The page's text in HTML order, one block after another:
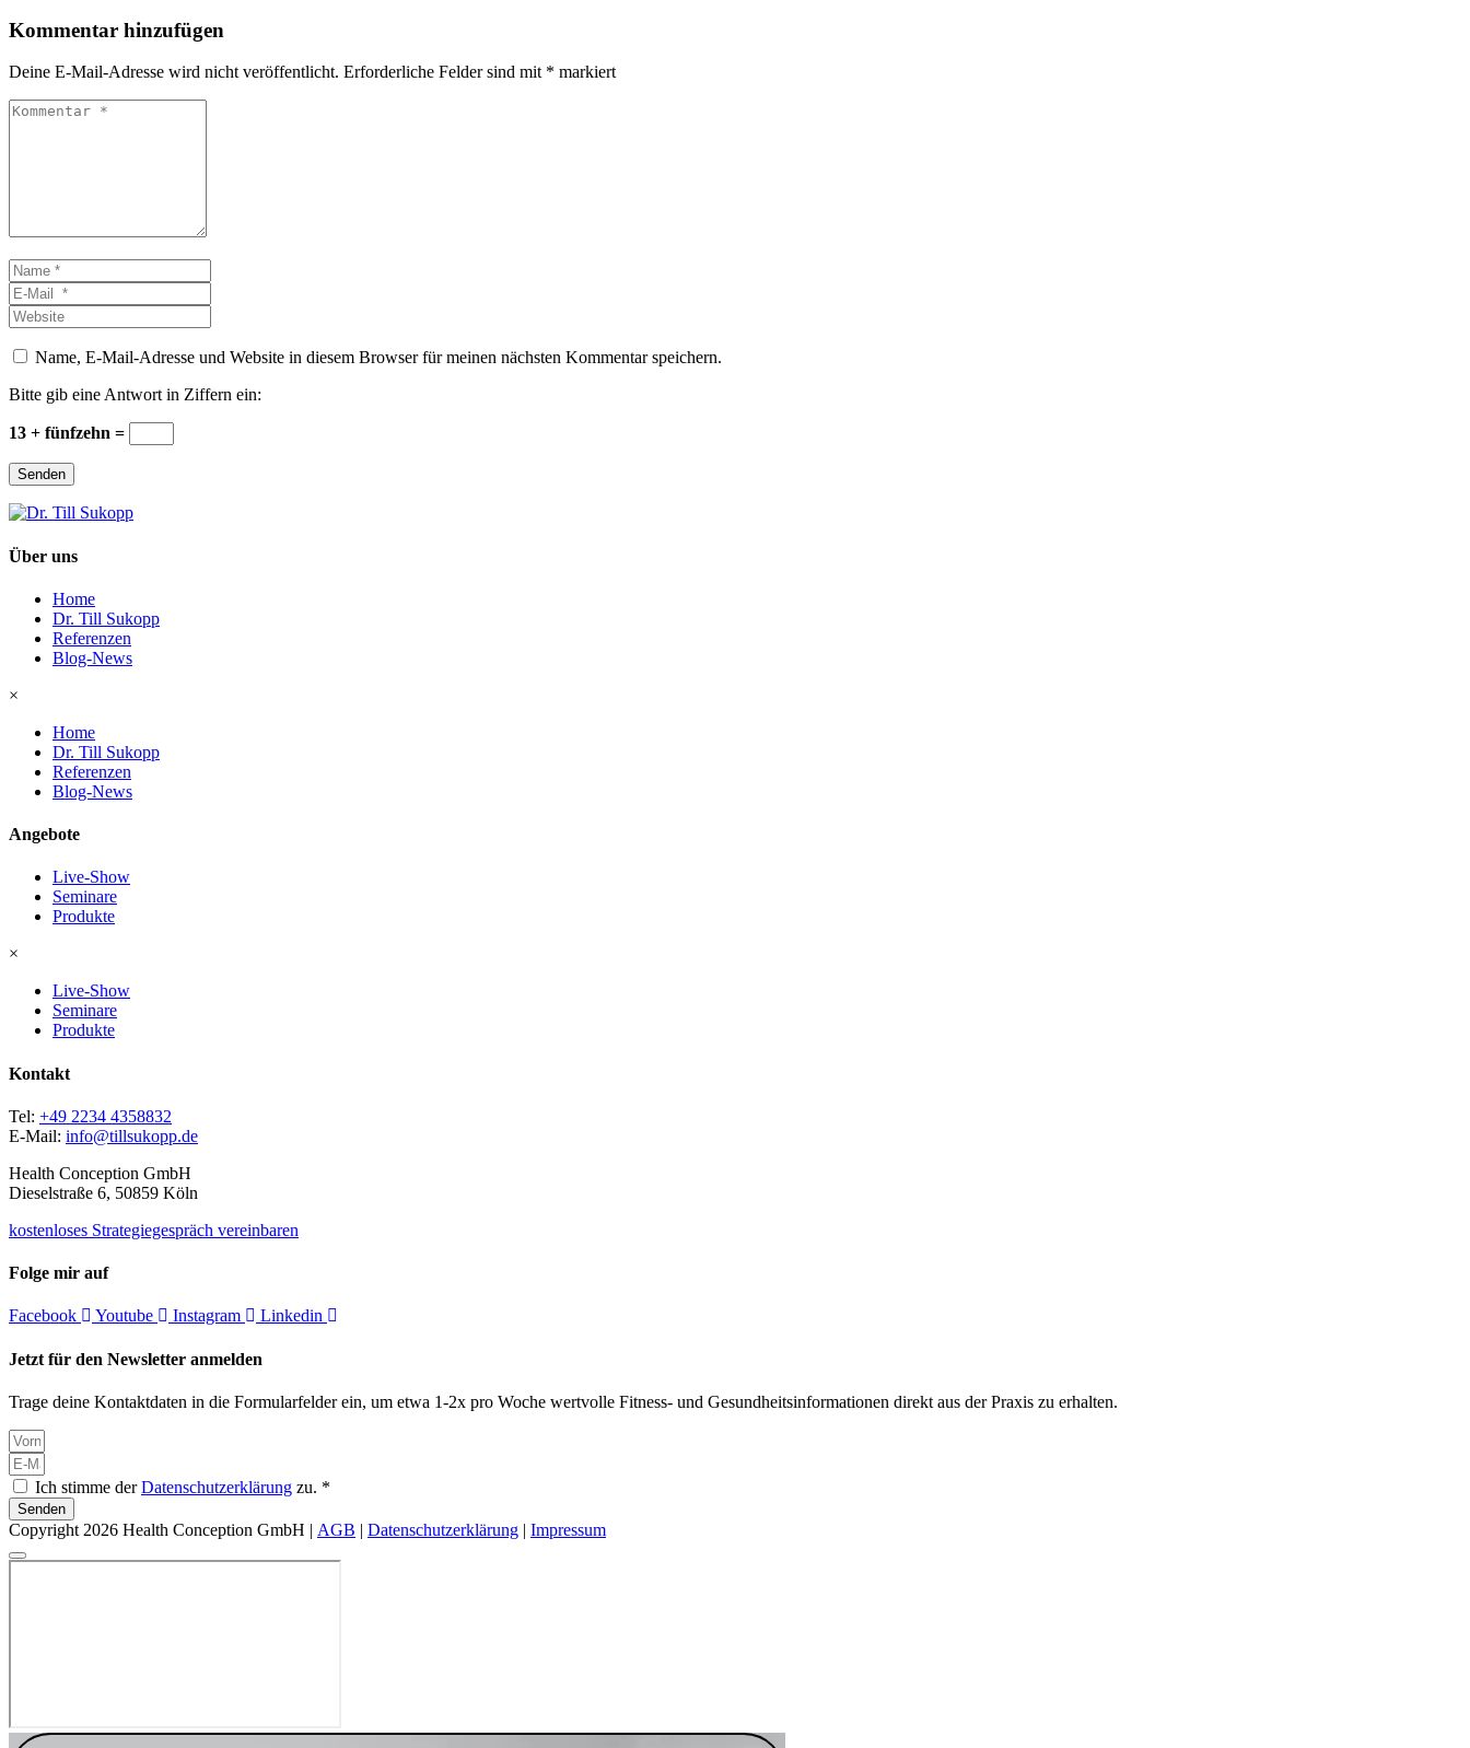
Kommentar hinzufügen
Deine E-Mail-Adresse wird nicht veröffentlicht. Erforderliche Felder sind mit * markiert
Kommentar
Name
*E-
Mail
*
Website
Name, E-Mail-Adresse und Website in diesem Browser für meinen nächsten Kommentar speichern.
Bitte gib eine Antwort in Ziffern ein:
13 + fünfzehn =
Senden
Über uns
Home
Dr. Till Sukopp
Referenzen
Blog-News
×
Home
Dr. Till Sukopp
Referenzen
Blog-News
Angebote
Live-Show
Seminare
Produkte
×
Live-Show
Seminare
Produkte
Kontakt
Tel: +49 2234 4358832
E-Mail: info@tillsukopp.de
Health Conception GmbH
Dieselstraße 6, 50859 Köln
kostenloses Strategiegespräch vereinbaren
Folge mir auf
Facebook Youtube Instagram Linkedin
Jetzt für den Newsletter anmelden
Trage deine Kontaktdaten in die Formularfelder ein, um etwa 1-2x pro Woche wertvolle Fitness- und Gesundheitsinformationen direkt aus der Praxis zu erhalten.
Ich stimme derDatenschutzerklärung zu. *
Senden
Copyright 2026 Health Conception GmbH | AGB | Datenschutzerklärung | Impressum